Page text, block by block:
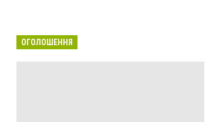
ОГОЛОШЕННЯ